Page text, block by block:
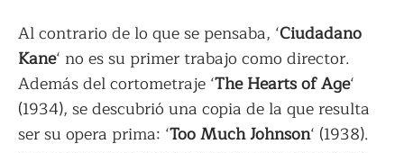
Al contrario de lo que se pensaba, ‘Ciudadano
Kane‘ no es su primer trabajo como director.
Además del cortometraje ‘The Hearts of Age‘
(1934), se descubrió una copia de la que resulta
ser su opera prima: ‘Too Much Johnson‘ (1938).